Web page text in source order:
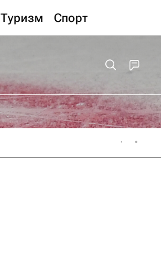
Туризм Спорт